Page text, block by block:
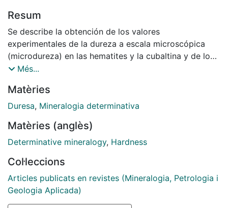
Resum
Se describe la obtención de los valores
experimentales de la dureza a escala microscópica
(microdureza) en las hematites y la cubaltina y de los
respectivos equipos utilizados. Se exponen a
según Gahm, para la obtención de la recta de
regresión. Se establecen las conclusiones y
sobre la dureza de los minerales.
Més...
Matèries
Duresa, Mineralogia determinativa
Matèries (anglès)
Determinative mineralogy, Hardness
Col·leccions
Articles publicats en revistes (Mineralogia, Petrologia i
Geologia Aplicada)